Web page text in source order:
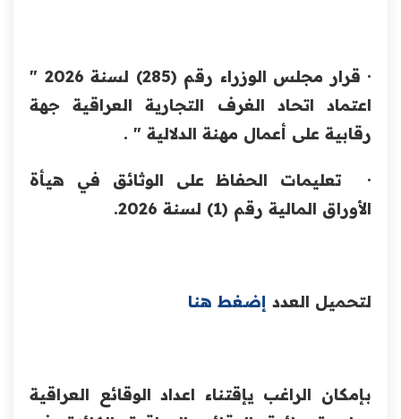
· قرار مجلس الوزراء رقم (285) لسنة 2026 "
اعتماد اتحاد الغرف التجارية العراقية جهة
رقابية على أعمال مهنة الدلالية " .
· تعليمات الحفاظ على الوثائق في هيأة
الأوراق المالية رقم (1) لسنة 2026.
لتحميل العدد إضغط هنا
بإمكان الراغب يإقتناء اعداد الوقائع العراقية